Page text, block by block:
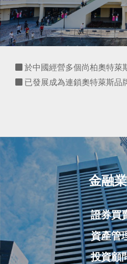
於中國經營多個尚柏奧特萊
已發展成為連鎖奧特萊斯品
金融
證券買
資產管
投資顧